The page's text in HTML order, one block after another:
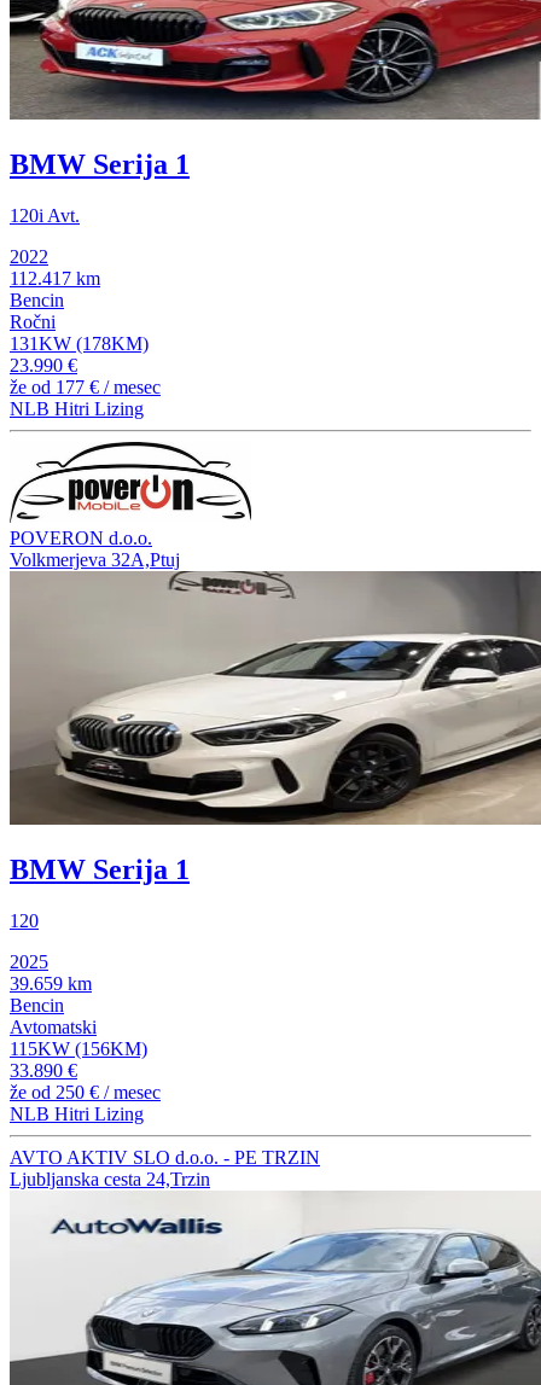
BMW Serija 1
120i Avt.
2022
112.417 km
Bencin
Ročni
131KW (178KM)
23.990 €
že od 177 € / mesec
NLB Hitri Lizing
POVERON d.o.o.
Volkmerjeva 32A,Ptuj
BMW Serija 1
120
2025
39.659 km
Bencin
Avtomatski
115KW (156KM)
33.890 €
že od 250 € / mesec
NLB Hitri Lizing
AVTO AKTIV SLO d.o.o. - PE TRZIN
Ljubljanska cesta 24,Trzin